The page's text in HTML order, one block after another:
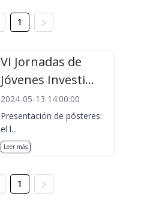
1
VI Jornadas de
Jóvenes Investi...
2024-05-13 14:00:00
Presentación de pósteres:
el l...
Leer más
1